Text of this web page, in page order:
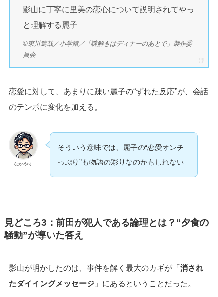
影山に丁寧に里美の恋心について説明されてやっ
と理解する麗子
©東川篤哉／小学館／「謎解きはディナーのあとで」製作委
員会
恋愛に対して、あまりに疎い麗子の“ずれた反応”が、会話
のテンポに変化を加える。
なかやす
そういう意味では、麗子の“恋愛オンチ
っぷり”も物語の彩りなのかもしれない
見どころ3：前田が犯人である論理とは？“夕食の
騒動”が導いた答え
影山が明かしたのは、事件を解く最大のカギが「 消され
たダイイングメッセージ」にあるということだった。